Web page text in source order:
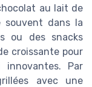
au lait de
souvent dans la
ou des snacks
croissante pour
innovantes. Par
avec une